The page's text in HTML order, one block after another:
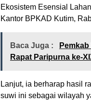
Ekosistem Esensial
Kantor BPKAD Kutim,
Baca Juga :
Rapat Paripurna ke-
Lanjut, ia berharap hasil
suwi ini sebagai wilayah